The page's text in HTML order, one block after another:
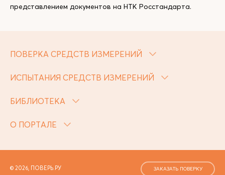
представлением документов на НТК Росстандарта.
ПОВЕРКА СРЕДСТВ ИЗМЕРЕНИЙ
ИСПЫТАНИЯ СРЕДСТВ ИЗМЕРЕНИЙ
БИБЛИОТЕКА
О ПОРТАЛЕ
© 2026, ПОВЕРЬ.РУ ЗАКАЗАТЬ ПОВЕРКУ